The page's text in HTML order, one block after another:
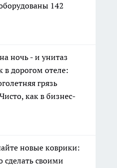
142
ночь - и унитаз
в дорогом отеле:
грязь
как в бизнес-
новые коврики:
своими